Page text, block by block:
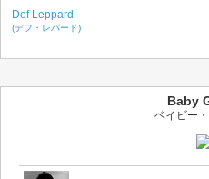
Def Leppard
(デフ・レパード)
Baby
ベイビー